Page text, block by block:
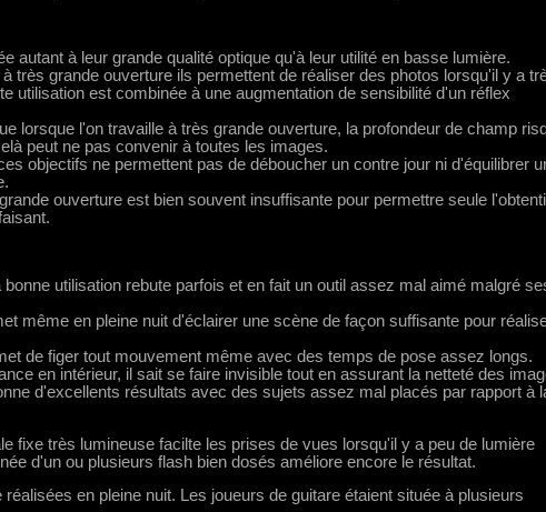
autant à leur grande qualité optique qu'à leur utilité en basse lumière.
très grande ouverture ils permettent de réaliser des photos lorsqu'il y a
utilisation est combinée à une augmentation de sensibilité d'un réflex
lorsque l'on travaille à très grande ouverture, la profondeur de champ
peut ne pas convenir à toutes les images.
objectifs ne permettent pas de déboucher un contre jour ni d'équilibrer
ouverture est bien souvent insuffisante pour permettre seule
utilisation rebute parfois et en fait un outil assez mal aimé malgré
même en pleine nuit d'éclairer une scène de façon suffisante pour
de figer tout mouvement même avec des temps de pose assez longs.
en intérieur, il sait se faire invisible tout en assurant la netteté des
d'excellents résultats avec des sujets assez mal placés par rapport à
fixe très lumineuse facilte les prises de vues lorsqu'il y a peu de lumière
d'un ou plusieurs flash bien dosés améliore encore le résultat.
en pleine nuit. Les joueurs de guitare étaient située à plusieurs